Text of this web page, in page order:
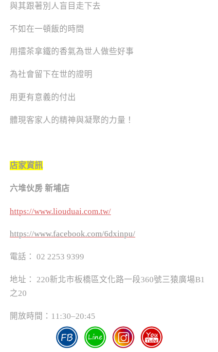
與其跟著別人盲目走下去
不如在一頓飯的時間
用擂茶拿鐵的香氣為世人做些好事
為社會留下在世的證明
用更有意義的付出
體現客家人的精神與凝聚的力量！
店家資訊
六堆伙房 新埔店
https://www.liouduai.com.tw/
https://www.facebook.com/6dxinpu/
電話： 02 2253 9399
地址： 220新北市板橋區文化路一段360號三猿廣場B1
之20
開放時間：11:30–20:45